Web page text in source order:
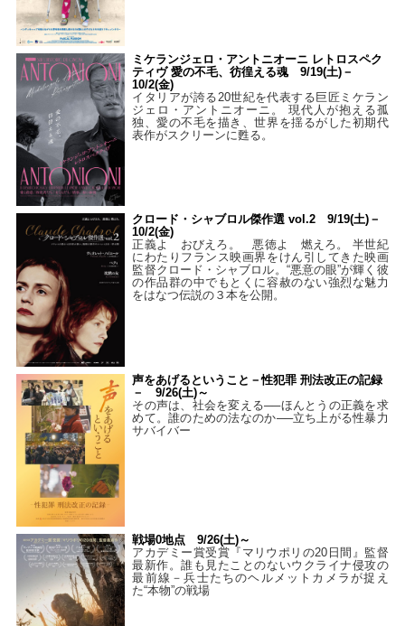
ミケランジェロ・アントニオーニ レトロスペク
ティヴ 愛の不毛、彷徨える魂 9/19(土)－
10/2(金)
イタリアが誇る20世紀を代表する巨匠ミケラン
ジェロ・アントニオーニ。 現代人が抱える孤
独、愛の不毛を描き、世界を揺るがした初期代
表作がスクリーンに甦る。
クロード・シャブロル傑作選 vol.2 9/19(土)－
10/2(金)
正義よ おびえろ。 悪徳よ 燃えろ。 半世紀
にわたりフランス映画界をけん引してきた映画
監督クロード・シャブロル。“悪意の眼”が輝く彼
の作品群の中でもとくに容赦のない強烈な魅力
をはなつ伝説の３本を公開。
声をあげるということ－性犯罪 刑法改正の記録
－ 9/26(土)～
その声は、社会を変える──ほんとうの正義を求
めて。誰のための法なのか──立ち上がる性暴力
サバイバー
戦場0地点 9/26(土)～
アカデミー賞受賞『マリウポリの20日間』監督
最新作。誰も見たことのないウクライナ侵攻の
最前線－兵士たちのヘルメットカメラが捉え
た“本物”の戦場